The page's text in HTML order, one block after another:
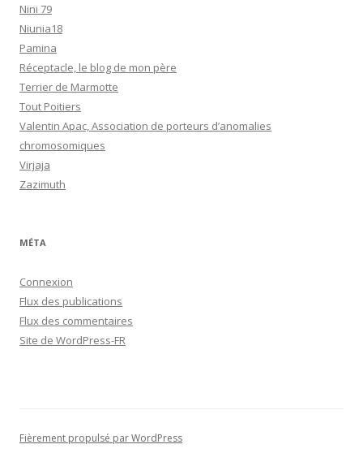
Nini 79
Niunia18
Pamina
Réceptacle, le blog de mon père
Terrier de Marmotte
Tout Poitiers
Valentin Apac, Association de porteurs d’anomalies
chromosomiques
Virjaja
Zazimuth
MÉTA
Connexion
Flux des publications
Flux des commentaires
Site de WordPress-FR
Fièrement propulsé par WordPress